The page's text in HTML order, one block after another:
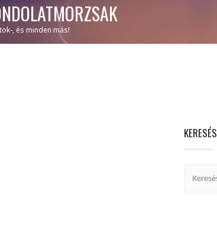
, és minden más!
KERESÉS